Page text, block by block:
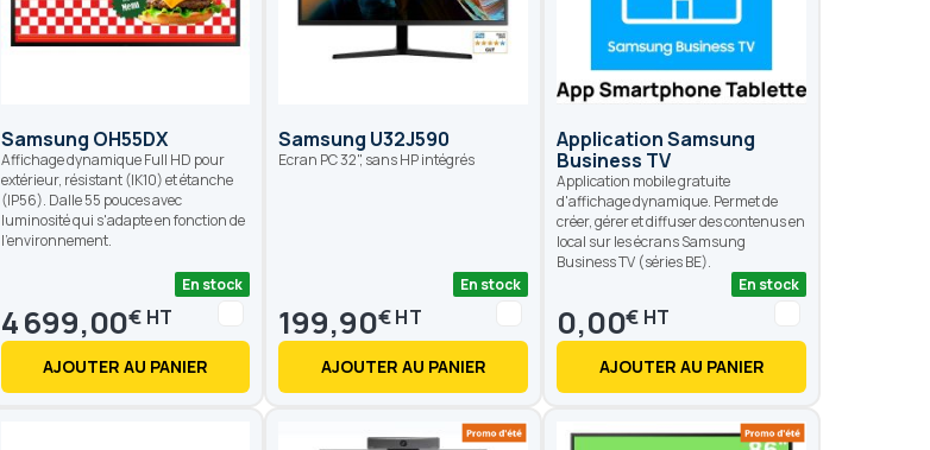
Samsung OH55DX
Affichage dynamique Full HD pour
extérieur, résistant (IK10) et étanche
(IP56). Dalle 55 pouces avec
luminosité qui s'adapte en fonction de
l'environnement.
En stock
4 699,00€
AJOUTER AU PANIER
Samsung U32J590
Ecran PC 32", sans HP intégrés
En stock
199,90€
AJOUTER AU PANIER
Application Samsung
Business TV
Application mobile gratuite
d'affichage dynamique. Permet de
créer, gérer et diffuser des contenus en
local sur les écrans Samsung
Business TV (séries BE).
En stock
0,00€
AJOUTER AU PANIER